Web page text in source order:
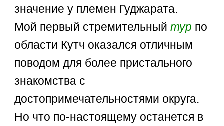
значение у племен Гуджарата.
Мой первый стремительныйтур по
области Кутч оказался отличным
поводом для более пристального
знакомства с
достопримечательностями округа.
Но что по-настоящему останется в